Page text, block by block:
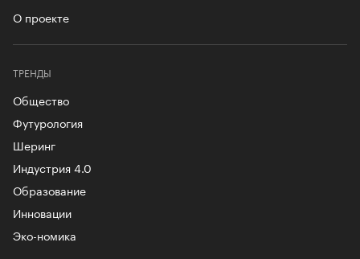
О проекте
ТРЕНДЫ
Общество
Футурология
Шеринг
Индустрия 4.0
Образование
Инновации
Эко-номика